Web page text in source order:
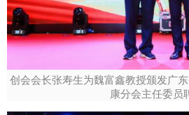
创会会长张寿生为魏富鑫教授颁发广
康分会主任委员